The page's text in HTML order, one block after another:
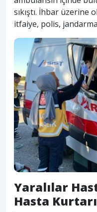
sıkıştı. İhbar üzerine
itfaiye, polis,
Yaralılar
Hasta